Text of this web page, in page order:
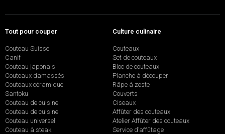
Tout pour couper
Couteau Suisse
Canif
Couteau japonais
Couteaux damassés
Couteaux céramique
Santoku
Couteau de cuisine
Couteau de cuisine
Couteau universel
Couteau à steak
Culture culinaire
Couteaux
Set de couteaux
Bloc de couteaux
Planche à découper
Râpe à zeste
Couverts
Ciseaux
Affûter des couteaux
Atelier Affûter des couteaux
Service d’affûtage